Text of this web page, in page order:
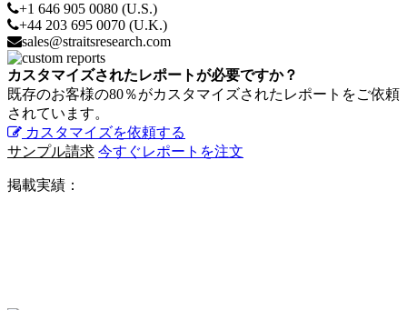
+1 646 905 0080 (U.S.)
+44 203 695 0070 (U.K.)
sales@straitsresearch.com
カスタマイズされたレポートが必要ですか？
既存のお客様の80％がカスタマイズされたレポートをご依頼
されています。
カスタマイズを依頼する
サンプル請求 今すぐレポートを注文
掲載実績：